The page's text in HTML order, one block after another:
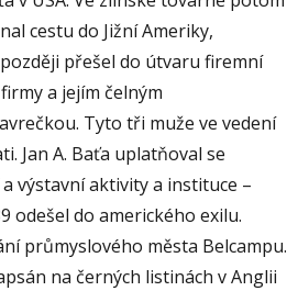
cestu do Jižní Ameriky,
přešel do útvaru firemní
a jejím čelným
Tyto tři muže ve vedení
Jan A. Baťa uplatňoval se
výstavní aktivity a instituce –
odešel do amerického exilu.
průmyslového města Belcampu.
na černých listinách v Anglii